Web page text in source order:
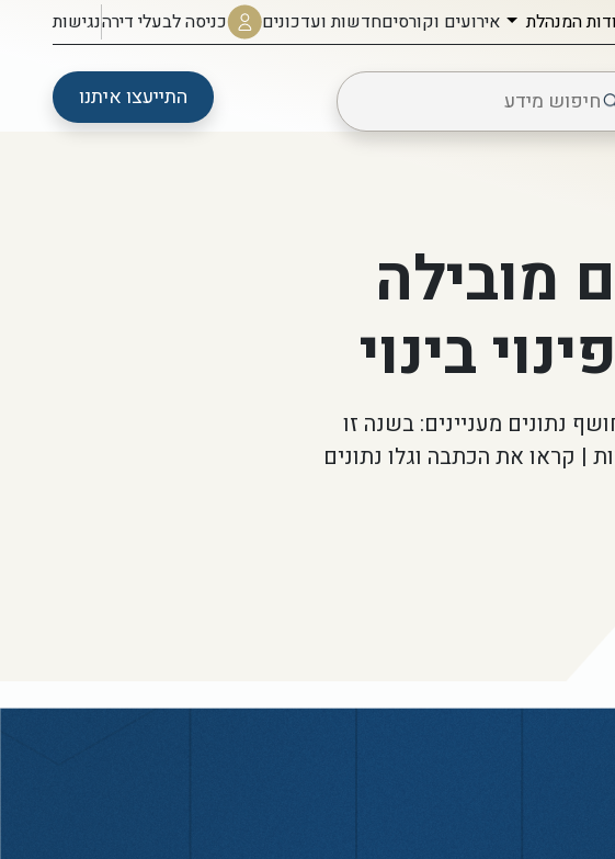
המנהלת אירועים וקורסיםחדשות ועדכונים כניסה לבעלי דירהנגישות
התייעצו איתנו
מובילה
בינוי
הרשות הממשלתית להתחדשות עירונית לשנת 2025 חושף נתונים מעניינים: בשנה זו
במספר יחידות הדיור בהיתרים, כ-4,092 יחידות | קראו את הכתבה וגלו נתונים